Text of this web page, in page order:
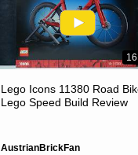
Lego Icons 11380 Road
Lego Speed Build Review
AustrianBrickFan